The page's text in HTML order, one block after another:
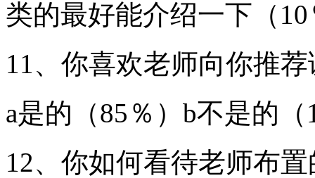
类的最好能介绍一下（
11、你喜欢老师向你推
a是的（85％）b不是的
12、你如何看待老师布